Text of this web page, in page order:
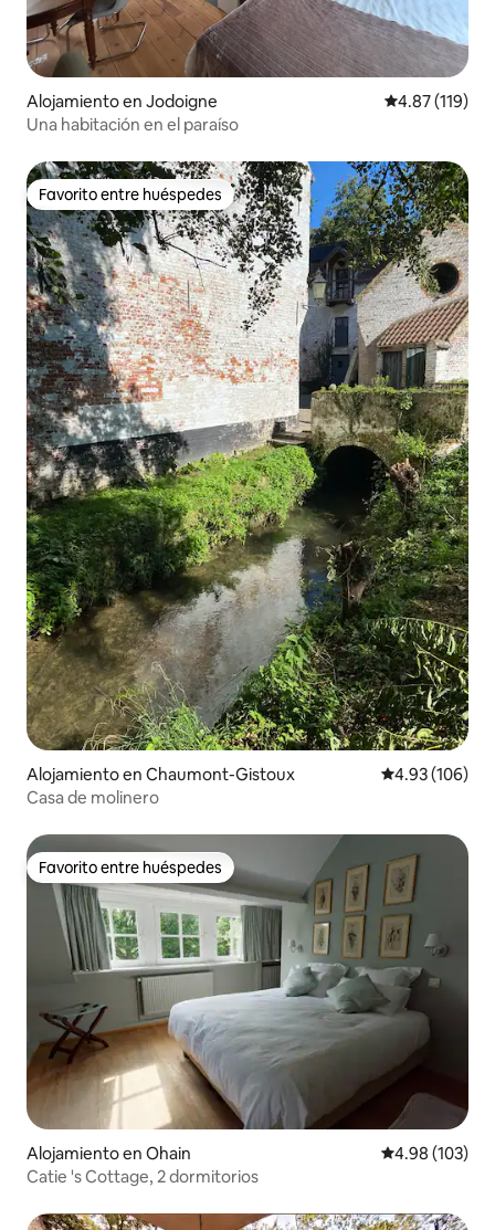
Alojamiento en Jodoigne Calificación
4.87 (119)
Una habitación en el paraíso
Favorito entre huéspedes
Favorito entre huéspedes
Alojamiento en Chaumont-Gistoux Calificación
4.93 (106)
Casa de molinero
Favorito entre huéspedes
Favorito entre huéspedes
Alojamiento en Ohain Calificación
4.98 (103)
Catie 's Cottage, 2 dormitorios